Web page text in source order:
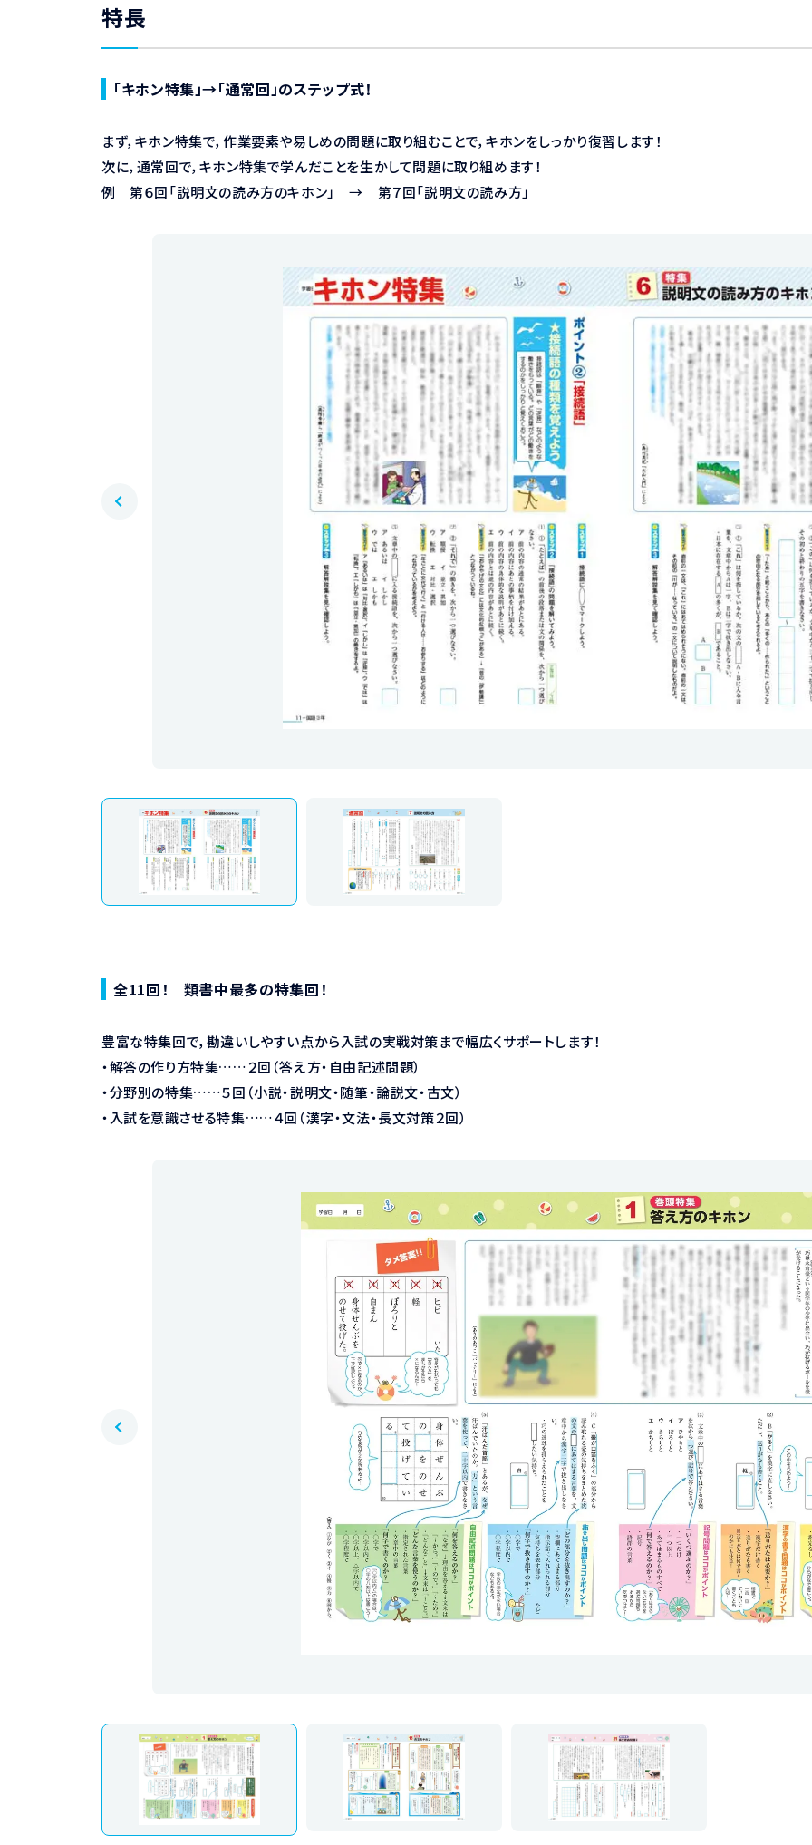
特長
「キホン特集」→「通常回」のステップ式！
まず，キホン特集で，作業要素や易しめの問題に取り組むことで，キホンをしっかり復習します！
次に，通常回で，キホン特集で学んだことを生かして問題に取り組めます！
例 第６回「説明文の読み方のキホン」 → 第７回「説明文の読み方」
全11回！ 類書中最多の特集回！
豊富な特集回で，勘違いしやすい点から入試の実戦対策まで幅広くサポートします！
・解答の作り方特集……２回（答え方・自由記述問題）
・分野別の特集……５回（小説・説明文・随筆・論説文・古文）
・入試を意識させる特集……４回（漢字・文法・長文対策２回）